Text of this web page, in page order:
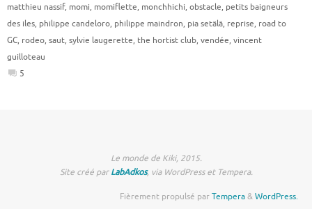
matthieu nassif, momi, momiflette, monchhichi, obstacle, petits baigneurs
des iles, philippe candeloro, philippe maindron, pia setälä, reprise, road to
GC, rodeo, saut, sylvie laugerette, the hortist club, vendée, vincent
guilloteau
5
Le monde de Kiki, 2015.
Site créé parLabAdkos, via WordPress et Tempera.
Fièrement propulsé parTempera&WordPress.